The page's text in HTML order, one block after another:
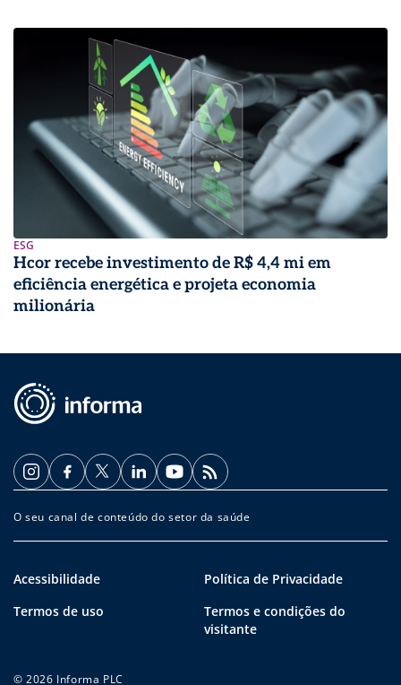
ESG
Hcor recebe investimento de R$ 4,4 mi em
eficiência energética e projeta economia
milionária
O seu canal de conteúdo do setor da saúde
Acessibilidade
Política de Privacidade
Termos de uso
Termos e condições do
visitante
© 2026 Informa PLC